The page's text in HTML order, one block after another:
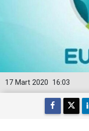
16:03
17 Mart 2020